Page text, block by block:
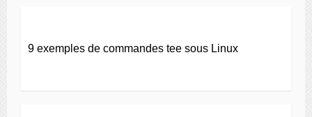
9 exemples de commandes tee sous Linux